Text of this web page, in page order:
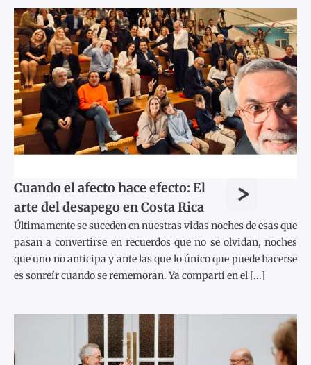
Cuando el afecto hace efecto: El
arte del desapego en Costa Rica
>
Últimamente se suceden en nuestras vidas noches de esas que
pasan a convertirse en recuerdos que no se olvidan, noches
que uno no anticipa y ante las que lo único que puede hacerse
es sonreír cuando se rememoran. Ya compartí en el [...]